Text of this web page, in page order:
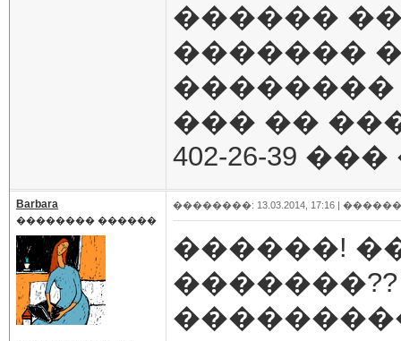
������
�������
��� ��
402-26-39
Barbara
�������� ������
��������: 13.03.2014, 17:16 |
������!
�������??